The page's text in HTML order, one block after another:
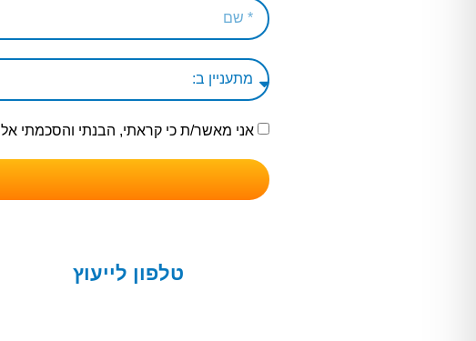
אני מאשר/ת כי קראתי, הבנתי והסכמתי אל
טלפון לייעוץ